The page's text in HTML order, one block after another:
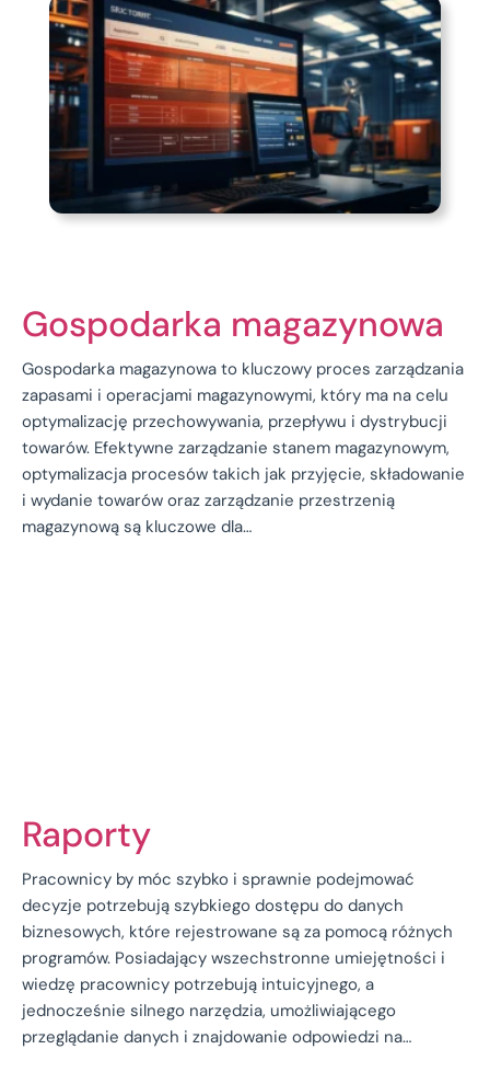
Gospodarka magazynowa
Gospodarka magazynowa to kluczowy proces zarządzania
zapasami i operacjami magazynowymi, który ma na celu
optymalizację przechowywania, przepływu i dystrybucji
towarów. Efektywne zarządzanie stanem magazynowym,
optymalizacja procesów takich jak przyjęcie, składowanie
i wydanie towarów oraz zarządzanie przestrzenią
magazynową są kluczowe dla…
Raporty
Pracownicy by móc szybko i sprawnie podejmować
decyzje potrzebują szybkiego dostępu do danych
biznesowych, które rejestrowane są za pomocą różnych
programów. Posiadający wszechstronne umiejętności i
wiedzę pracownicy potrzebują intuicyjnego, a
jednocześnie silnego narzędzia, umożliwiającego
przeglądanie danych i znajdowanie odpowiedzi na…